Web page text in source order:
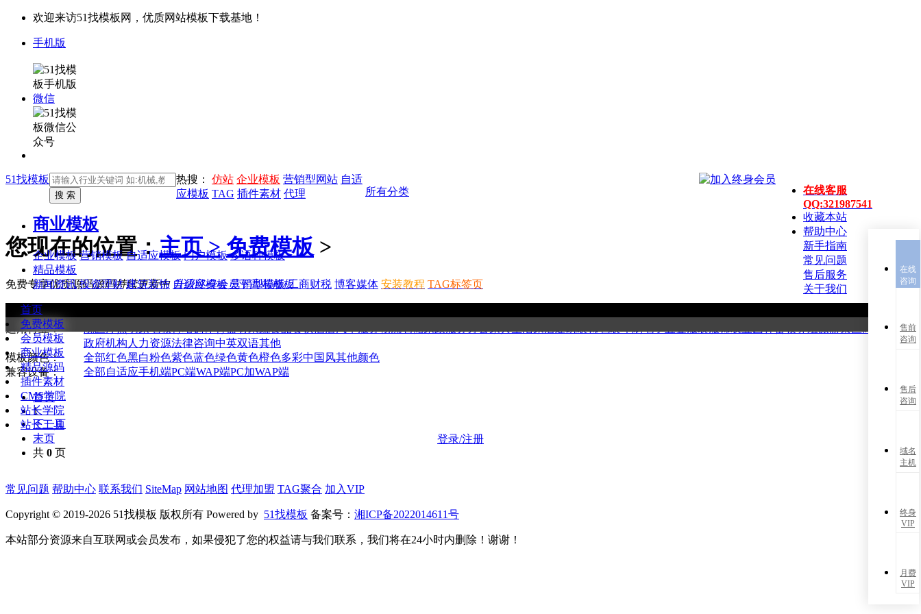
欢迎来访51找模板网，优质网站模板下载基地！
手机版
微信
在线客服
QQ:321987541
收藏本站
帮助中心
新手指南
常见问题
售后服务
关于我们
51找模板 热搜： 仿站 企业模板 营销型网站 自适
应模板 TAG 插件素材 代理 所有分类
商业模板
企业模板 营销模板 自适应模板 门户模板 多语种模板
精品模板
新闻资讯 投资理财 建筑装饰 自适应模板 营销型模板 工商财税 博客媒体 安装教程 TAG标签页
首页
免费模板
会员模板
商业模板
精品源码
插件素材
CMS学院
站长学院
站长工具
登录/注册
您现在的位置：主页 > 免费模板 >
免费专享优质源码源码持续更新中 升级终身会员下高端模板
适用行业：
商务服务
政府机构 人力资源法律咨询中英双语其他
模板颜色：
全部红色黑白粉色紫色蓝色绿色黄色橙色多彩中国风其他颜色
兼容设备：
全部自适应手机端PC端WAP端PC加WAP端
首页
1
下一页
末页
共 0 页
常见问题 帮助中心 联系我们 SiteMap 网站地图 代理加盟 TAG聚合 加入VIP
Copyright © 2019-2026 51找模板 版权所有 Powered by 51找模板 备案号： 湘ICP备2022014611号
本站部分资源来自互联网或会员发布，如果侵犯了您的权益请与我们联系，我们将在24小时内删除！谢谢！
在线
咨询
售前
咨询
售后
咨询
域名
主机
终身
VIP
月费
VIP